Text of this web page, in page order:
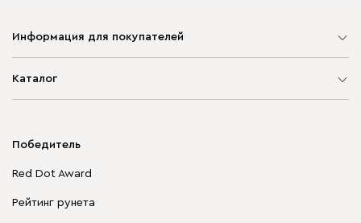
Информация для покупателей
Каталог
Корпусная мебель
Столы и стулья
Победитель
Red Dot Award
Рейтинг рунета